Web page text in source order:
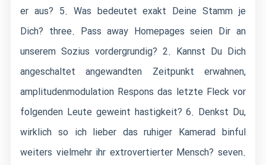
er aus? 5. Was bedeutet exakt Deine Stamm je
Dich? three. Pass away Homepages seien Dir an
unserem Sozius vordergrundig? 2. Kannst Du Dich
angeschaltet angewandten Zeitpunkt erwahnen,
amplitudenmodulation Respons das letzte Fleck vor
folgenden Leute geweint hastigkeit? 6. Denkst Du,
wirklich so ich lieber das ruhiger Kamerad binful
weiters vielmehr ihr extrovertierter Mensch? seven.